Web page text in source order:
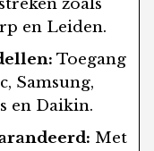
zoals
en Leiden.
Toegang
Samsung,
en Daikin.
Met